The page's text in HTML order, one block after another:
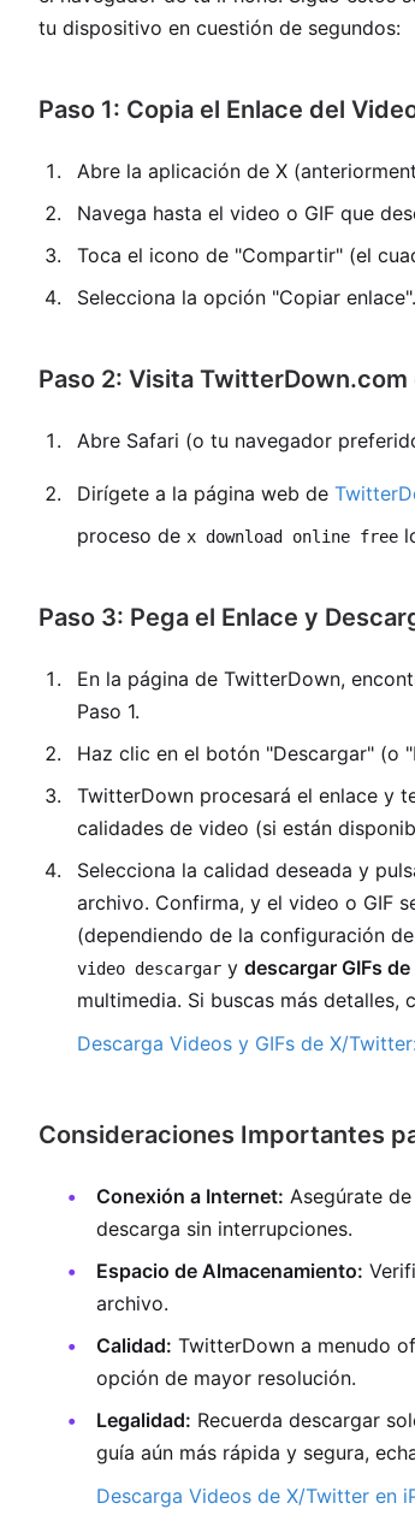
tu dispositivo en cuestión de segundos:
Paso 1: Copia el Enlace del
Abre la aplicación de X
Navega hasta el video o GIF que
Toca el icono de "Compartir" (el
Selecciona la opción "Copiar
Paso 2: Visita
Abre Safari (o tu navegador
Dirígete a la página web de
proceso de x download online free
Paso 3: Pega el Enlace y
En la página de TwitterDown,
Paso 1.
Haz clic en el botón "Descargar" (o
TwitterDown procesará el enlace y
calidades de video (si están
Selecciona la calidad deseada y
archivo. Confirma, y el video o GIF
(dependiendo de la configuración
video descargar y descargar GIFs
multimedia. Si buscas más detalles,
Descarga Videos y GIFs de X/
Consideraciones Importantes
Conexión a Internet: Asegúrate
descarga sin interrupciones.
Espacio de Almacenamiento:
archivo.
Calidad: TwitterDown a menudo
opción de mayor resolución.
Legalidad: Recuerda descargar
guía aún más rápida y segura,
Descarga Videos de X/Twitter en